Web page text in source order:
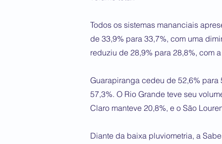
Todos os sistemas mananciais
de 33,9% para 33,7%, com uma
reduziu de 28,9% para 28,8%, com
Guarapiranga cedeu de 52,6%
57,3%. O Rio Grande teve seu
Claro manteve 20,8%, e o São
Diante da baixa pluviometria, a